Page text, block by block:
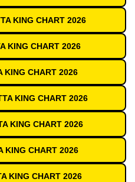
KING CHART 2026
KING CHART 2026
KING CHART 2026
KING CHART 2026
KING CHART 2026
KING CHART 2026
KING CHART 2026